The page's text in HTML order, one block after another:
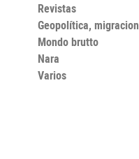
Revistas
Geopolítica,
Mondo brutto
Nara
Varios